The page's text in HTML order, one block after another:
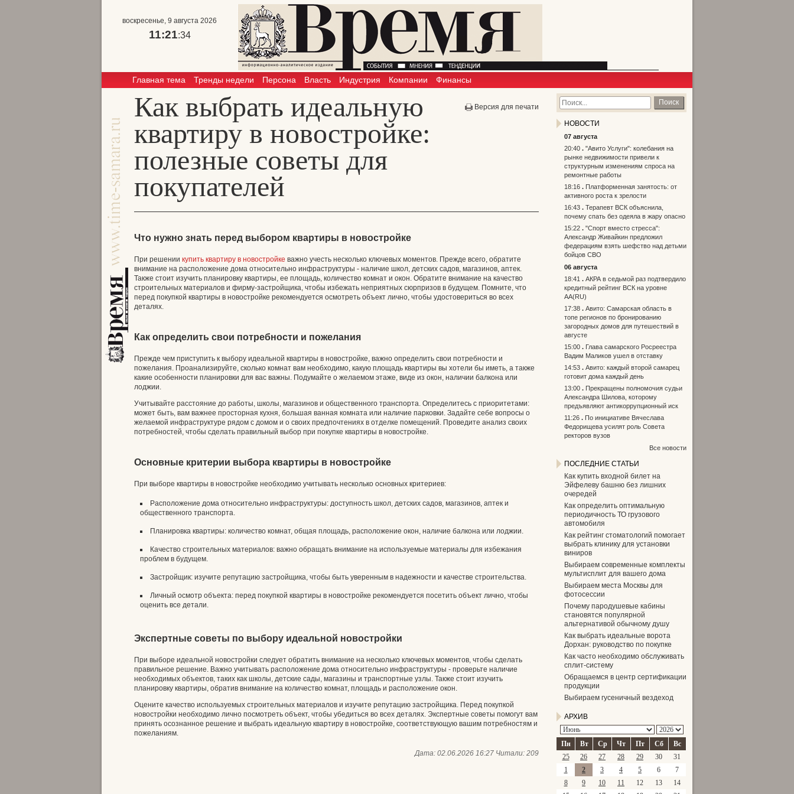
воскресенье, 9 августа 2026
11:21:34
Главная тема Тренды недели Персона Власть Индустрия Компании Финансы
Версия для печати
Как выбрать идеальную
квартиру в новостройке:
полезные советы для
покупателей
Что нужно знать перед выбором квартиры в новостройке
При решении купить квартиру в новостройке важно учесть несколько ключевых моментов. Прежде всего, обратите
внимание на расположение дома относительно инфраструктуры - наличие школ, детских садов, магазинов, аптек.
Также стоит изучить планировку квартиры, ее площадь, количество комнат и окон. Обратите внимание на качество
строительных материалов и фирму-застройщика, чтобы избежать неприятных сюрпризов в будущем. Помните, что
перед покупкой квартиры в новостройке рекомендуется осмотреть объект лично, чтобы удостовериться во всех
деталях.
Как определить свои потребности и пожелания
Прежде чем приступить к выбору идеальной квартиры в новостройке, важно определить свои потребности и
пожелания. Проанализируйте, сколько комнат вам необходимо, какую площадь квартиры вы хотели бы иметь, а также
какие особенности планировки для вас важны. Подумайте о желаемом этаже, виде из окон, наличии балкона или
лоджии.
Учитывайте расстояние до работы, школы, магазинов и общественного транспорта. Определитесь с приоритетами:
может быть, вам важнее просторная кухня, большая ванная комната или наличие парковки. Задайте себе вопросы о
желаемой инфраструктуре рядом с домом и о своих предпочтениях в отделке помещений. Проведите анализ своих
потребностей, чтобы сделать правильный выбор при покупке квартиры в новостройке.
Основные критерии выбора квартиры в новостройке
При выборе квартиры в новостройке необходимо учитывать несколько основных критериев:
Расположение дома относительно инфраструктуры: доступность школ, детских садов, магазинов, аптек и
общественного транспорта.
Планировка квартиры: количество комнат, общая площадь, расположение окон, наличие балкона или лоджии.
Качество строительных материалов: важно обращать внимание на используемые материалы для избежания
проблем в будущем.
Застройщик: изучите репутацию застройщика, чтобы быть уверенным в надежности и качестве строительства.
Личный осмотр объекта: перед покупкой квартиры в новостройке рекомендуется посетить объект лично, чтобы
оценить все детали.
Экспертные советы по выбору идеальной новостройки
При выборе идеальной новостройки следует обратить внимание на несколько ключевых моментов, чтобы сделать
правильное решение. Важно учитывать расположение дома относительно инфраструктуры - проверьте наличие
необходимых объектов, таких как школы, детские сады, магазины и транспортные узлы. Также стоит изучить
планировку квартиры, обратив внимание на количество комнат, площадь и расположение окон.
Оцените качество используемых строительных материалов и изучите репутацию застройщика. Перед покупкой
новостройки необходимо лично посмотреть объект, чтобы убедиться во всех деталях. Экспертные советы помогут вам
принять осознанное решение и выбрать идеальную квартиру в новостройке, соответствующую вашим потребностям и
пожеланиям.
Дата: 02.06.2026 16:27 Читали: 209
Поиск
НОВОСТИ
07 августа
20:40
"Авито Услуги": колебания на
рынке недвижимости привели к
структурным изменениям спроса на
ремонтные работы
18:16
Платформенная занятость: от
активного роста к зрелости
16:43
Терапевт ВСК объяснила,
почему спать без одеяла в жару опасно
15:22
"Спорт вместо стресса":
Александр Живайкин предложил
федерациям взять шефство над детьми
бойцов СВО
06 августа
18:41
АКРА в седьмой раз подтвердило
кредитный рейтинг ВСК на уровне
АА(RU)
17:38
Авито: Самарская область в
топе регионов по бронированию
загородных домов для путешествий в
августе
15:00
Глава самарского Росреестра
Вадим Маликов ушел в отставку
14:53
Авито: каждый второй самарец
готовит дома каждый день
13:00
Прекращены полномочия судьи
Александра Шилова, которому
предъявляют антикоррупционный иск
11:26
По инициативе Вячеслава
Федорищева усилят роль Совета
ректоров вузов
Все новости
ПОСЛЕДНИЕ СТАТЬИ
Как купить входной билет на
Эйфелеву башню без лишних
очередей
Как определить оптимальную
периодичность ТО грузового
автомобиля
Как рейтинг стоматологий помогает
выбрать клинику для установки
виниров
Выбираем современные комплекты
мультисплит для вашего дома
Выбираем места Москвы для
фотосессии
Почему пародушевые кабины
становятся популярной
альтернативой обычному душу
Как выбрать идеальные ворота
Дорхан: руководство по покупке
Как часто необходимо обслуживать
сплит-систему
Обращаемся в центр сертификации
продукции
Выбираем гусеничный вездеход
АРХИВ
Пн Вт Ср Чт Пт Сб
Вс
25
26 27 28 29 30
31
1
2 3 4 5 6
7
8
9 10 11 12 13
14